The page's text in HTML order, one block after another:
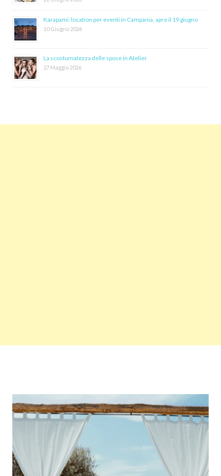
Karapami: location per eventi in Campania, apre il 19 giugno
10 Giugno 2026
La scostumatezza delle spose in Atelier
27 Maggio 2026